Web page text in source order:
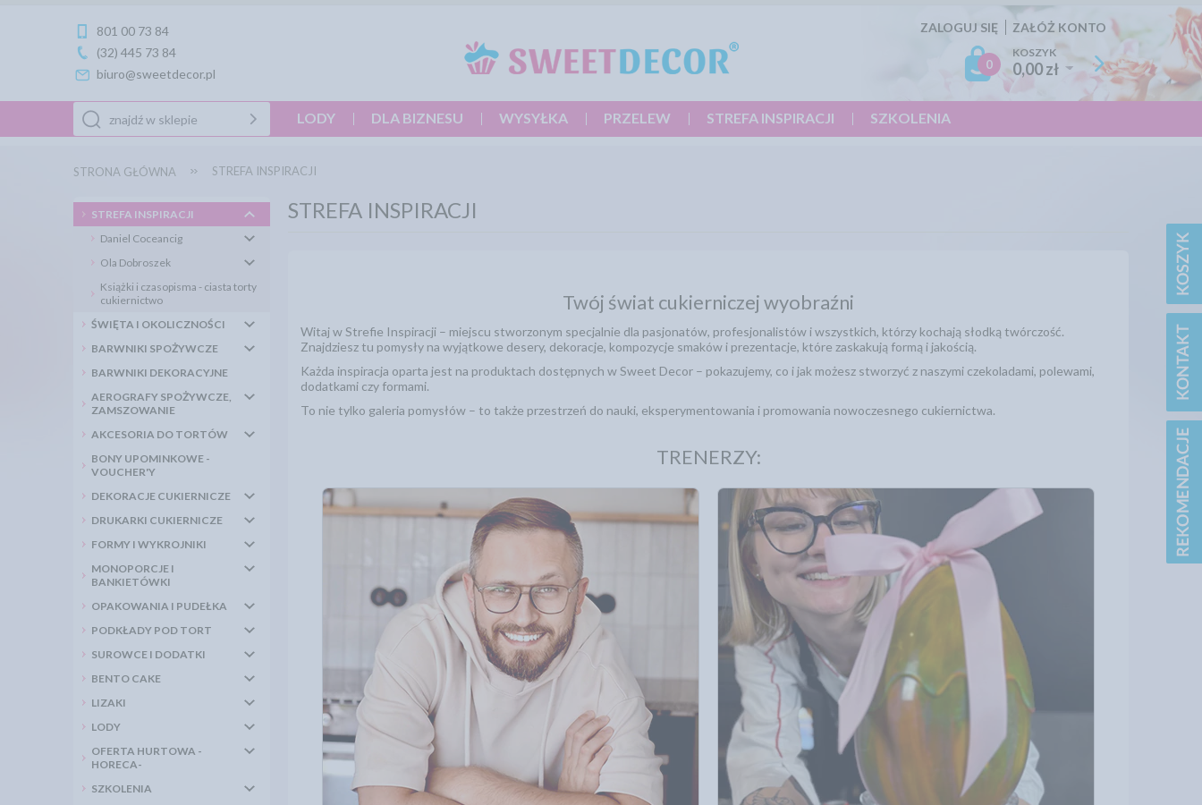
801 00 73 84
(32) 445 73 84
biuro@sweetdecor.pl
ZALOGUJ SIĘ ZAŁÓŻ KONTO
0
KOSZYK
0,00 zł
LODY DLA BIZNESU WYSYŁKA PRZELEW STREFA INSPIRACJI SZKOLENIA
STRONA GŁÓWNA STREFA INSPIRACJI
STREFA INSPIRACJI
Daniel Coceancig
Ola Dobroszek
Książki i czasopisma - ciasta torty
cukiernictwo
ŚWIĘTA I OKOLICZNOŚCI
BARWNIKI SPOŻYWCZE
BARWNIKI DEKORACYJNE
AEROGRAFY SPOŻYWCZE,
ZAMSZOWANIE
AKCESORIA DO TORTÓW
BONY UPOMINKOWE -
VOUCHER'Y
DEKORACJE CUKIERNICZE
DRUKARKI CUKIERNICZE
FORMY I WYKROJNIKI
MONOPORCJE I
BANKIETÓWKI
OPAKOWANIA I PUDEŁKA
PODKŁADY POD TORT
SUROWCE I DODATKI
BENTO CAKE
LIZAKI
LODY
OFERTA HURTOWA -
HORECA-
SZKOLENIA
STREFA INSPIRACJI
Twój świat cukierniczej wyobraźni
Witaj w Strefie Inspiracji – miejscu stworzonym specjalnie dla pasjonatów, profesjonalistów i wszystkich, którzy kochają słodką twórczość.
Znajdziesz tu pomysły na wyjątkowe desery, dekoracje, kompozycje smaków i prezentacje, które zaskakują formą i jakością.
Każda inspiracja oparta jest na produktach dostępnych w Sweet Decor – pokazujemy, co i jak możesz stworzyć z naszymi czekoladami, polewami,
dodatkami czy formami.
To nie tylko galeria pomysłów – to także przestrzeń do nauki, eksperymentowania i promowania nowoczesnego cukiernictwa.
TRENERZY: